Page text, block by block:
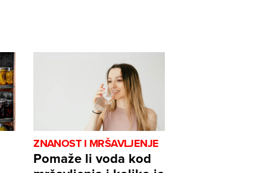
ZNANOST I MRŠAVLJENJE
Pomaže li voda kod